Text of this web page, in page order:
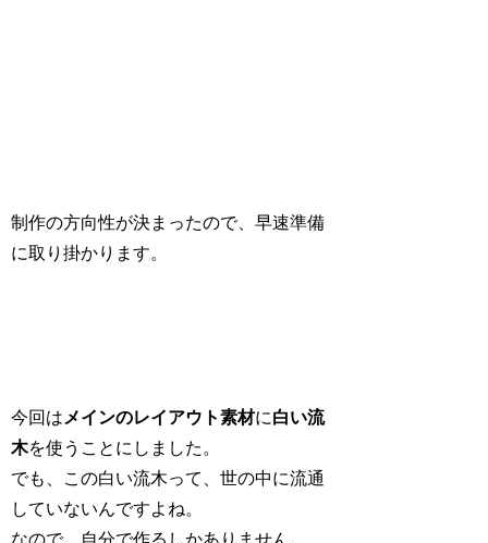
制作の方向性が決まったので、早速準備
に取り掛かります。
今回は メインのレイアウト素材に白い流
木を使うことにしました。
でも、この白い流木って、世の中に流通
していないんですよね。
なので、自分で作るしかありません。